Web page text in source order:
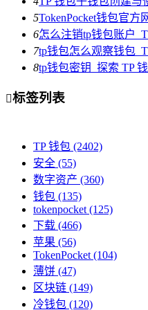
5TokenPocket钱包官方
6怎么注销tp钱包账户
7tp钱包怎么观察钱包
8tp钱包密钥_探索 TP
标签列表
TP 钱包 (2402)
安全 (55)
数字资产 (360)
钱包 (135)
tokenpocket (125)
下载 (466)
苹果 (56)
TokenPocket (104)
薄饼 (47)
区块链 (149)
冷钱包 (120)